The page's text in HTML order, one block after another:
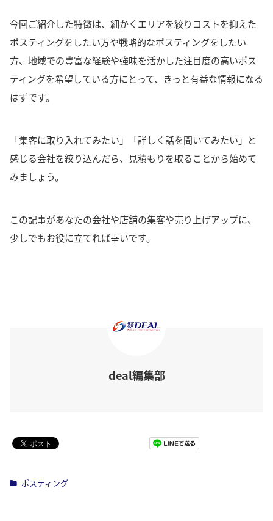
今回ご紹介した特徴は、細かくエリアを絞りコストを抑えた
ポスティングをしたい方や戦略的なポスティングをしたい
方、地域での豊富な経験や強味を活かした注目度の高いポス
ティングを希望している方にとって、きっと有益な情報になる
はずです。
「集客に取り入れてみたい」 「詳しく話を聞いてみたい」 と
感じる会社を絞り込んだら、見積もりを取ることから始めて
みましょう。
この記事があなたの会社や店舗の集客や売り上げアップに、
少しでもお役に立てれば幸いです。
deal編集部
ポスティング